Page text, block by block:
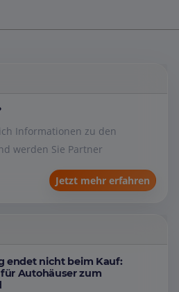
Informationen zu den
werden Sie Partner
Jetzt mehr erfahren
endet nicht beim Kauf:
Autohäuser zum